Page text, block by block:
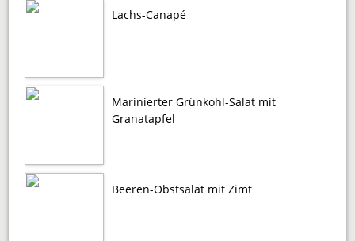
Lachs-Canapé
Marinierter Grünkohl-Salat mit
Granatapfel
Beeren-Obstsalat mit Zimt